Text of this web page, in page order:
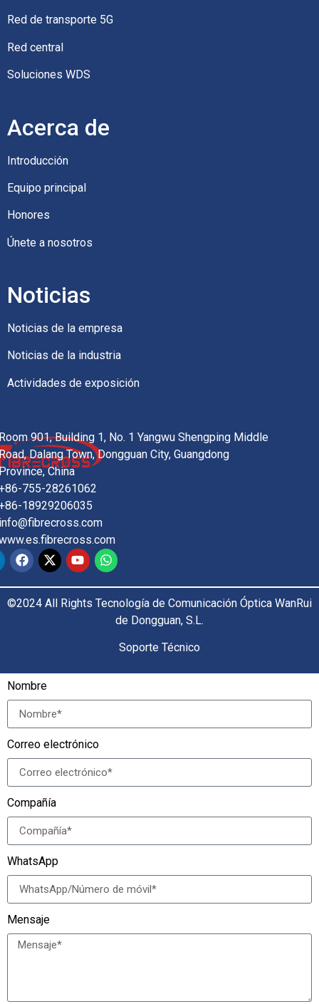
Red de transporte 5G
Red central
Soluciones WDS
Acerca de
Introducción
Equipo principal
Honores
Únete a nosotros
Noticias
Noticias de la empresa
Noticias de la industria
Actividades de exposición
901, Building 1, No. 1 Yangwu Shengping Middle
Dalang Town, Dongguan City, Guangdong
China
755-28261062
18929206035
©2024 All Rights Tecnología de Comunicación Óptica WanRui
de Dongguan, S.L.
Soporte Técnico
Nombre
Correo electrónico
Compañía
WhatsApp
Mensaje